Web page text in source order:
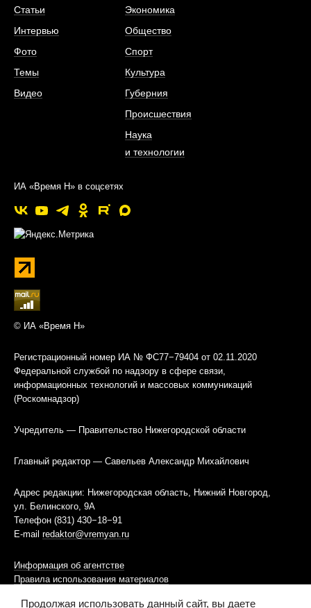
Статьи
Интервью
Фото
Темы
Видео
Экономика
Общество
Спорт
Культура
Губерния
Происшествия
Наука
и технологии
ИА «Время Н» в соцсетях
© ИА «Время Н»
Регистрационный номер ИА № ФС77−79404 от 02.11.2020
Федеральной службой по надзору в сфере связи,
информационных технологий и массовых коммуникаций
(Роскомнадзор)
Учредитель — Правительство Нижегородской области
Главный редактор — Савельев Александр Михайлович
Адрес редакции: Нижегородская область, Нижний Новгород,
ул. Белинского, 9А
Телефон (831) 430−18−91
E-mail redaktor@vremyan.ru
Информация об агентстве
Правила использования материалов
Продолжая использовать данный сайт, вы даете